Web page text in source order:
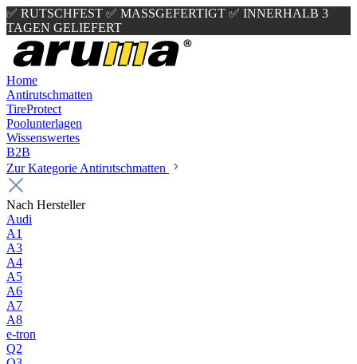
✅ RUTSCHFEST ✅ MASSGEFERTIGT ✅ INNERHALB 3
TAGEN GELIEFERT
Home
Antirutschmatten
TireProtect
Poolunterlagen
Wissenswertes
B2B
Zur Kategorie Antirutschmatten
Nach Hersteller
Audi
A1
A3
A4
A5
A6
A7
A8
e-tron
Q2